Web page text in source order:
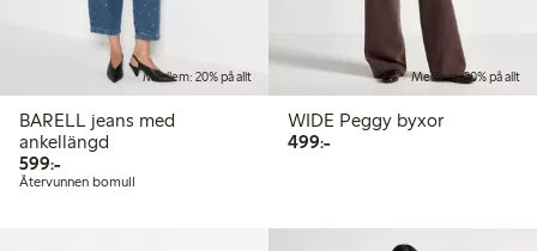
Medlem: 20% på allt
BARELL jeans med
ankellängd
599:-599,00 kr
Återvunnen bomull
Medlem: 20% på allt
WIDE Peggy byxor
499:-499,00 kr